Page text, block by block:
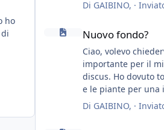
ho
speravo in un
Di GAIBINO, ·
Nuovo fondo?
Nuovo fondo?
Ciao, volevo
importante per il
discus. Ho dovuto
e le piante per una
lumachine
3 discus, 8
Di GAIBINO, ·
Trattamento feci bianche e